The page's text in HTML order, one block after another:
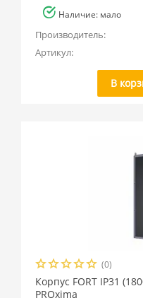
Наличие: мало
Производитель:
Артикул:
В
(0)
Корпус FORT IP31
PROxima